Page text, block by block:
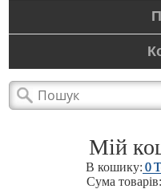
Мій
В кошику: 0
Сума товарів: